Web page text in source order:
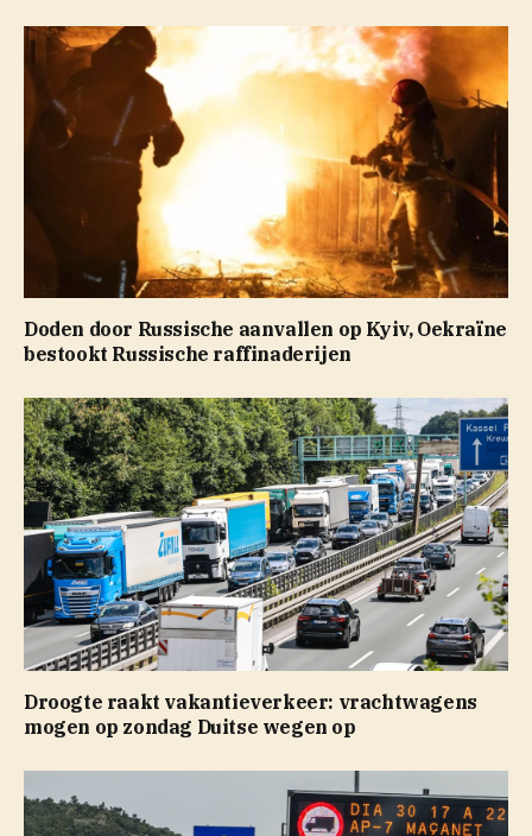
Doden door Russische aanvallen op Kyiv, Oekraïne
bestookt Russische raffinaderijen
Droogte raakt vakantieverkeer: vrachtwagens
mogen op zondag Duitse wegen op